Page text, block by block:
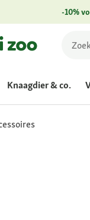
-10%
Knaagdier & co.